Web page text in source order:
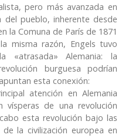
pero más avanzada en
pueblo, inherente desde
la Comuna de París de 1871
misma razón, Engels tuvo
«atrasada» Alemania: la
burguesa podrían
esta conexión:
atención en Alemania
vísperas de una revolución
esta revolución bajo las
la civilización europea en